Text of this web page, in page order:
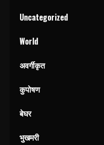
Uncategorized
World
अवर्गीकृत
कुपोषण
बेघर
भुखमरी